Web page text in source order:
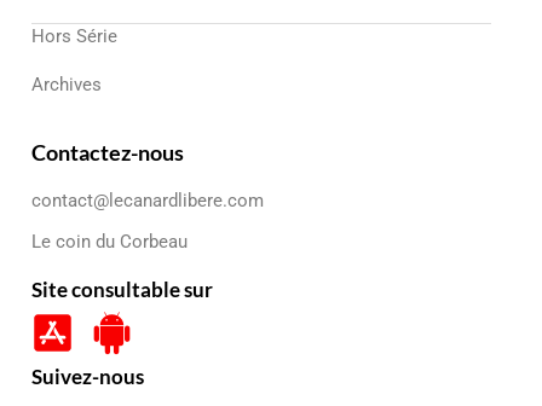
Hors Série
Archives
Contactez-nous
contact@lecanardlibere.com
Le coin du Corbeau
Site consultable sur
Suivez-nous